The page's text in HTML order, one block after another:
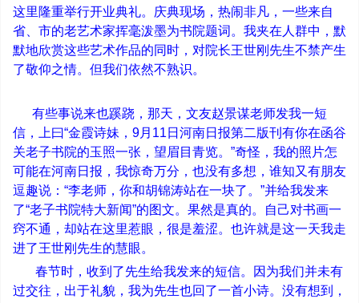
这里隆重举行开业典礼。庆典现场，热闹非凡，一些来自
省、市的老艺术家挥毫泼墨为书院题词。我夹在人群中，默
默地欣赏这些艺术作品的同时，对院长王世刚先生不禁产生
了敬仰之情。但我们依然不熟识。
有些事说来也蹊跷，那天，文友赵景谋老师发我一短
信，上曰“金霞诗妹， 9月 11 日河南日报第二版刊有你在函谷
关老子书院的玉照一张，望眉目青览。 ”奇怪，我的照片怎
可能在河南日报，我惊奇万分，也没有多想，谁知又有朋友
逗趣说： “李老师，你和胡锦涛站在一块了。 ”并给我发来
了“老子书院特大新闻”的图文。果然是真的。自己对书画一
窍不通，却站在这里惹眼，很是羞涩。也许就是这一天我走
进了王世刚先生的慧眼。
春节时，收到了先生给我发来的短信。因为我们并未有
过交往，出于礼貌，我为先生也回了一首小诗。没有想到，